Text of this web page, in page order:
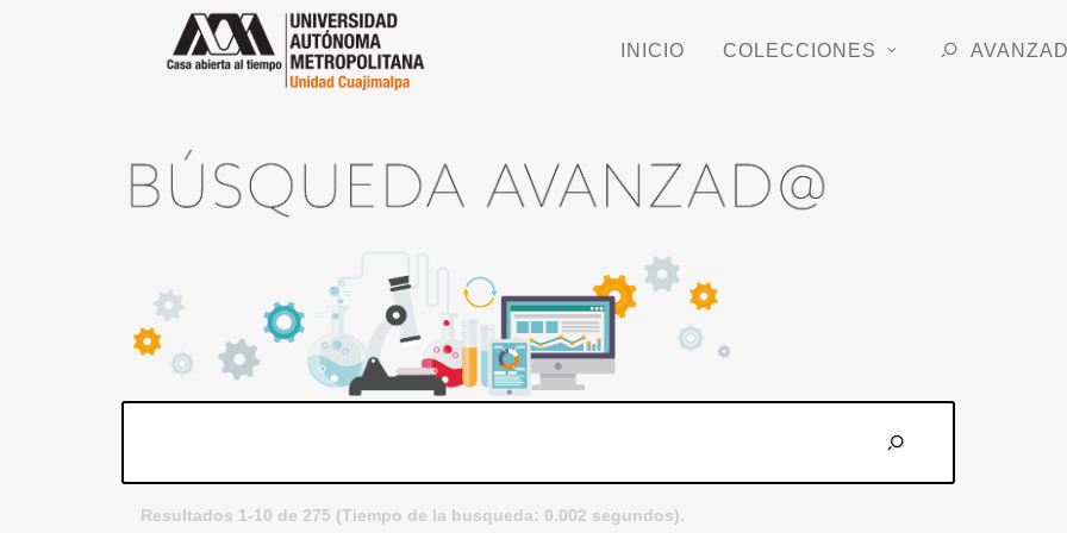
INICIO COLECCIONES
Resultados 1-10 de 275 (Tiempo de la busqueda: 0.002 segundos).